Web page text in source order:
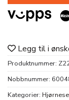
Legg til i
Produktnummer:
Nobbnummer:
Kategorier: